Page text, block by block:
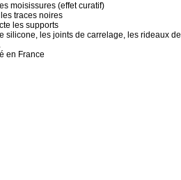
moisissures (effet curatif)
traces noires
les supports
silicone, les joints de carrelage, les rideaux de
en France